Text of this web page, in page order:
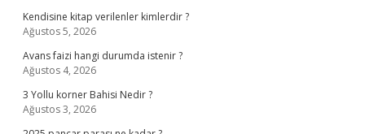
Kendisine kitap verilenler kimlerdir ?
Ağustos 5, 2026
Avans faizi hangi durumda istenir ?
Ağustos 4, 2026
3 Yollu korner Bahisi Nedir ?
Ağustos 3, 2026